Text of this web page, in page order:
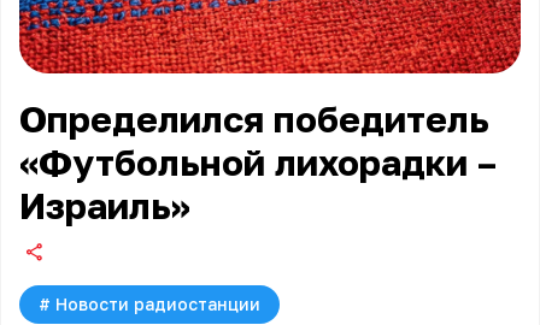
Определился победитель
«Футбольной лихорадки –
Израиль»
# Новости радиостанции